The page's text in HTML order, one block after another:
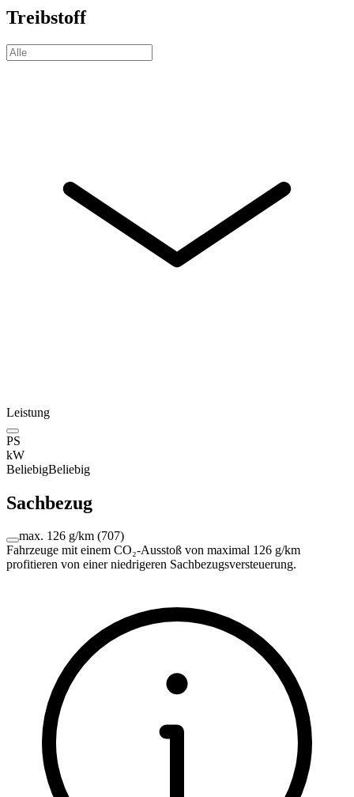
Treibstoff
Leistung
PS
kW
BeliebigBeliebig
Sachbezug
max. 126 g/km (707)
Fahrzeuge mit einem CO₂-Ausstoß von maximal 126 g/km
profitieren von einer niedrigeren Sachbezugsversteuerung.